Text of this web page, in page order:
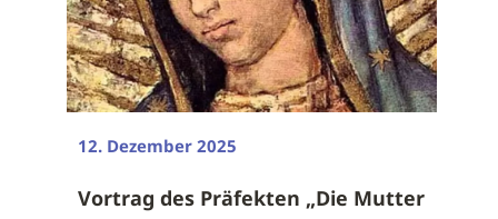
12. Dezember 2025
Vortrag des Präfekten „Die Mutter